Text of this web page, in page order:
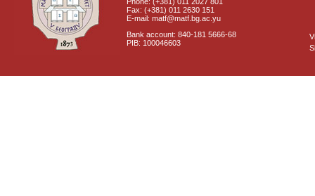
Fax: (+381) 011 2630 151
E-mail: matf@matf.bg.ac.yu
Bank account: 840-181 5666-68
PIB: 100046603